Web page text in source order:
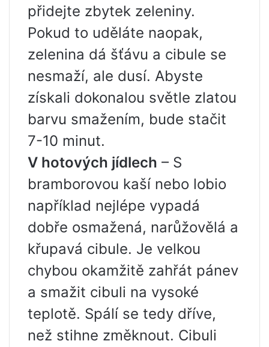
přidejte zbytek zeleniny.
Pokud to uděláte naopak,
zelenina dá šťávu a cibule se
nesmaží, ale dusí. Abyste
získali dokonalou světle zlatou
barvu smažením, bude stačit
7-10 minut.
V hotových jídlech – S
bramborovou kaší nebo lobio
například nejlépe vypadá
dobře osmažená, narůžovělá a
křupavá cibule. Je velkou
chybou okamžitě zahřát pánev
a smažit cibuli na vysoké
teplotě. Spálí se tedy dříve,
než stihne změknout. Cibuli